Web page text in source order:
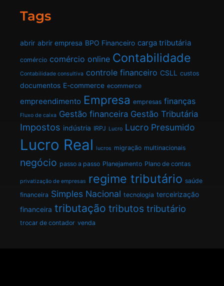
Tags
abrir abrir empresa BPO Financeiro carga tributária
comércio comércio online Contabilidade
Contabilidade consultiva controle financeiro CSLL custos
documentos E-commerce ecommerce
empreendimento Empresa empresas finanças
Fluxo de caixa Gestão financeira Gestão Tributária
Impostos indústria IRPJ Lucro Lucro Presumido
Lucro Real lucros migração multinacionais
negócio passo a passo Planejamento Plano de contas
privatização de empresas regime tributário saúde
financeira Simples Nacional tecnologia terceirização
financeira tributação tributos tributário
trocar de contador venda